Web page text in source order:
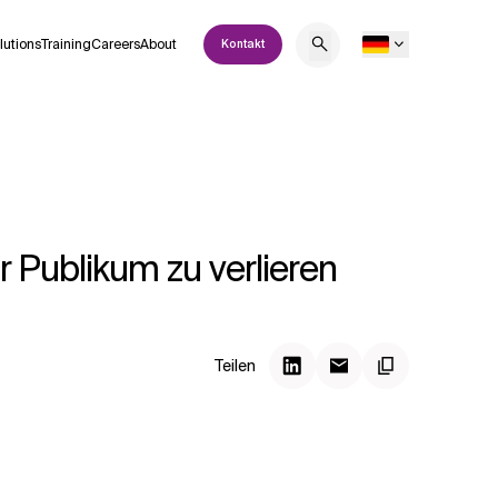
TrainingCareersAbout Kontakt
Publikum zu verlieren
Teilen